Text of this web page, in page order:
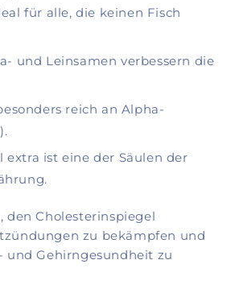
für alle, die keinen Fisch
und Leinsamen verbessern die
reich an Alpha-
extra ist eine der Säulen der
den Cholesterinspiegel
zu bekämpfen und
und Gehirngesundheit zu